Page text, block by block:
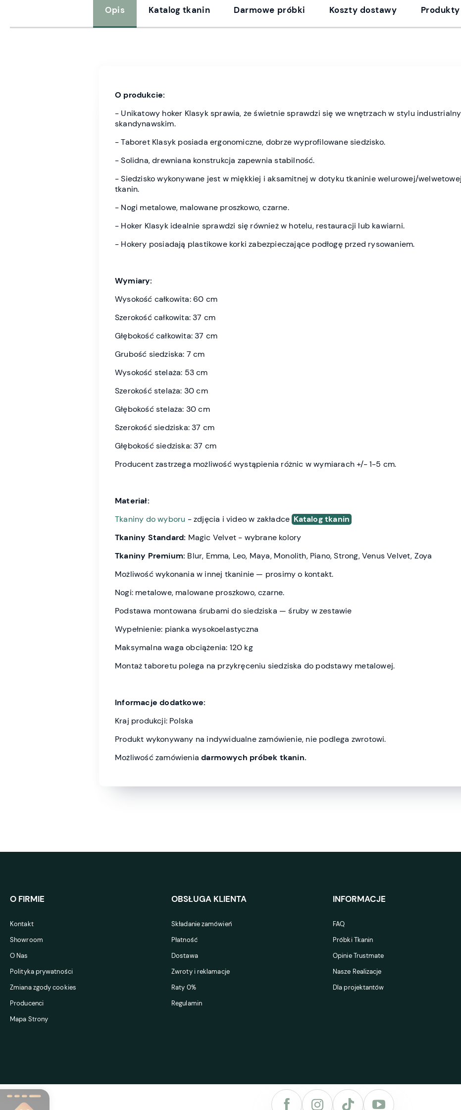
Opis Katalog tkanin Darmowe próbki Koszty dostawy
O produkcie:
- Unikatowy hoker Klasyk sprawia, że świetnie sprawdzi się we wnętrzach w stylu
skandynawskim.
- Taboret Klasyk posiada ergonomiczne, dobrze wyprofilowane siedzisko.
- Solidna, drewniana konstrukcja zapewnia stabilność.
- Siedzisko wykonywane jest w miękkiej i aksamitnej w dotyku tkaninie welurowej/
tkanin.
- Nogi metalowe, malowane proszkowo, czarne.
- Hoker Klasyk idealnie sprawdzi się również w hotelu, restauracji lub kawiarni.
- Hokery posiadają plastikowe korki zabezpieczające podłogę przed rysowaniem.
Wymiary:
Wysokość całkowita: 60 cm
Szerokość całkowita: 37 cm
Głębokość całkowita: 37 cm
Grubość siedziska: 7 cm
Wysokość stelaża: 53 cm
Szerokość stelaża: 30 cm
Głębokość stelaża: 30 cm
Szerokość siedziska: 37 cm
Głębokość siedziska: 37 cm
Producent zastrzega możliwość wystąpienia różnic w wymiarach +/- 1-5 cm.
Materiał:
Tkaniny do wyboru - zdjęcia i video w zakładce Katalog tkanin
Tkaniny Standard: Magic Velvet - wybrane kolory
Tkaniny Premium: Blur, Emma, Leo, Maya, Monolith, Piano, Strong, Venus Velvet, Zoya
Możliwość wykonania w innej tkaninie — prosimy o kontakt.
Nogi: metalowe, malowane proszkowo, czarne.
Podstawa montowana śrubami do siedziska — śruby w zestawie
Wypełnienie: pianka wysokoelastyczna
Maksymalna waga obciążenia: 120 kg
Montaż taboretu polega na przykręceniu siedziska do podstawy metalowej.
Informacje dodatkowe:
Kraj produkcji: Polska
Produkt wykonywany na indywidualne zamówienie, nie podlega zwrotowi.
Możliwość zamówieniadarmowych próbek tkanin.
O FIRMIE
Kontakt
Showroom
O Nas
Polityka prywatności
Zmiana zgody cookies
Producenci
Mapa Strony
OBSŁUGA KLIENTA
Składanie zamówień
Płatność
Dostawa
Zwroty i reklamacje
Raty 0%
Regulamin
INFORMACJE
FAQ
Próbki Tkanin
Opinie Trustmate
Nasze Realizacje
Dla projektantów